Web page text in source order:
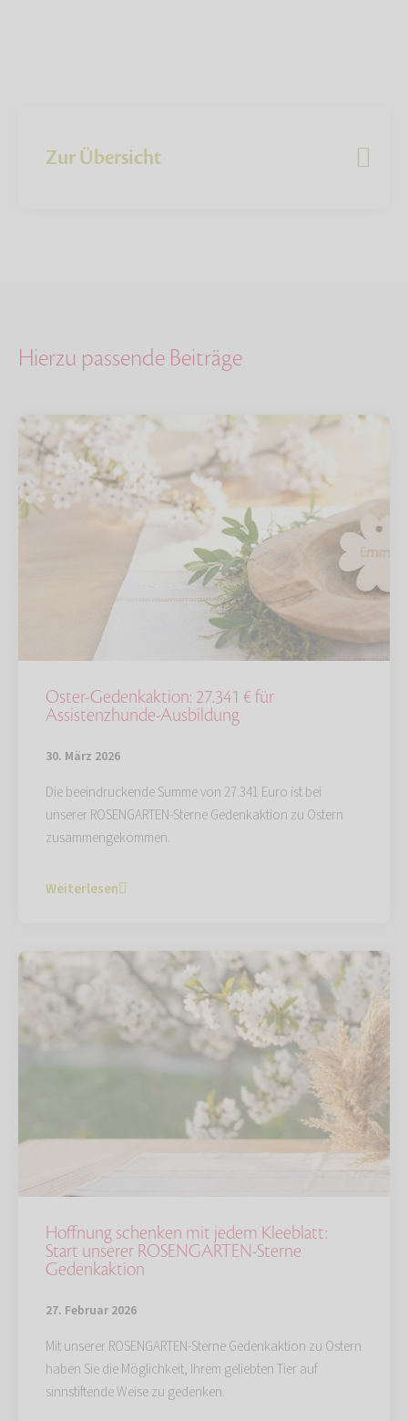
Zur Übersicht
Hierzu passende Beiträge
Oster-Gedenkaktion: 27.341 € für
Assistenzhunde-Ausbildung
30. März 2026
Die beeindruckende Summe von 27.341 Euro ist bei
unserer ROSENGARTEN-Sterne Gedenkaktion zu Ostern
zusammengekommen.
Weiterlesen
Hoffnung schenken mit jedem Kleeblatt:
Start unserer ROSENGARTEN-Sterne
Gedenkaktion
27. Februar 2026
Mit unserer ROSENGARTEN-Sterne Gedenkaktion zu Ostern
haben Sie die Möglichkeit, Ihrem geliebten Tier auf
sinnstiftende Weise zu gedenken.